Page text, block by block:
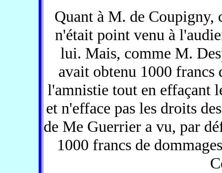
Quant à M. de Coupigny,
n'était point venu à
lui. Mais, comme M.
avait obtenu 1000 francs
l'amnistie tout en effaçant
et n'efface pas les droits
de Me Guerrier a vu, par
1000 francs de